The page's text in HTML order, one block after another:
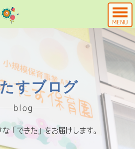
MENU
すブログ
blog
「できた」をお届けします。